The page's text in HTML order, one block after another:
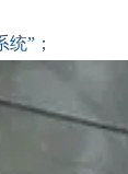
”；